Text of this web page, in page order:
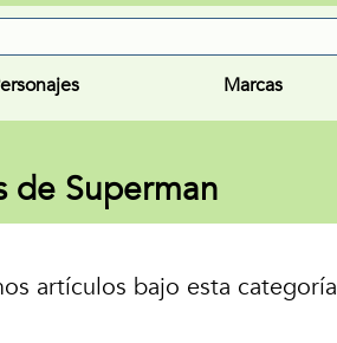
Marcas
de Superman
artículos bajo esta categoría